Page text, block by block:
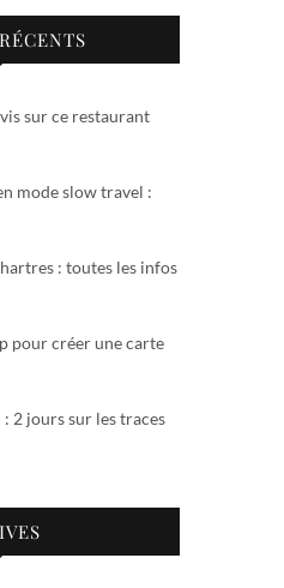
sur ce restaurant
mode slow travel :
: toutes les infos
pour créer une carte
: 2 jours sur les traces